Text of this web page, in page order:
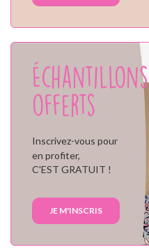
Échantillons
offerts
Inscrivez-vous pour
en profiter,
C'EST GRATUIT !
JE M'INSCRIS